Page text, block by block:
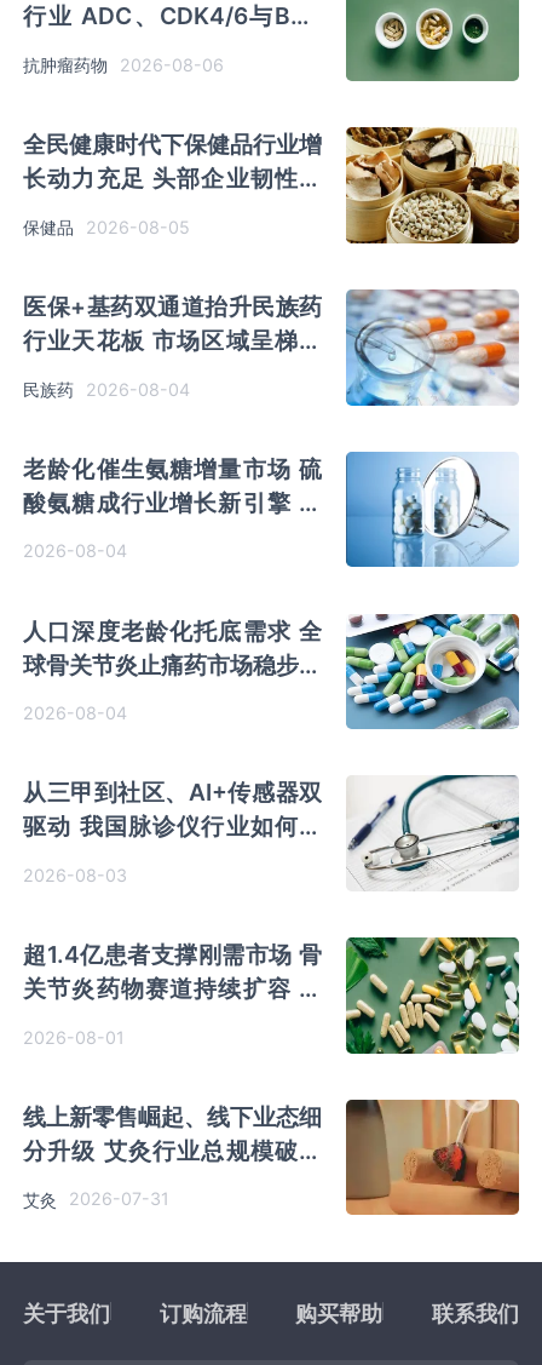
行业 ADC、CDK4/6与BTK
引领 医保落地促专特药双渠
抗肿瘤药物 2026-08-06
全民健康时代下保健品行业增
长动力充足 头部企业韧性凸
保健品 2026-08-05
医保+基药双通道抬升民族药
行业天花板 市场区域呈梯度
竞争 政策推动现代集约转型
民族药 2026-08-04
老龄化催生氨糖增量市场 硫
酸氨糖成行业增长新引擎 头
2026-08-04
人口深度老龄化托底需求 全
球骨关节炎止痛药市场稳步扩
2026-08-04
从三甲到社区、AI+传感器双
驱动 我国脉诊仪行业如何重
2026-08-03
超1.4亿患者支撑刚需市场 骨
关节炎药物赛道持续扩容 氨
2026-08-01
线上新零售崛起、线下业态细
分升级 艾灸行业总规模破千
亿 连锁龙头竞争优势凸显
艾灸 2026-07-31
关于我们 订购流程 购买帮助 联系我们